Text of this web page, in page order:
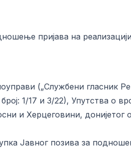
пријава на
(„Службени гласник
1/17 и 3/22), Упутства о
и Херцеговини,
Јавног позива за